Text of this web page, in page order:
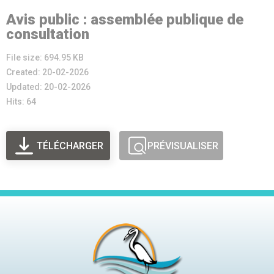
Avis public : assemblée publique de
consultation
File size: 694.95 KB
Created: 20-02-2026
Updated: 20-02-2026
Hits: 64
TÉLÉCHARGER PRÉVISUALISER